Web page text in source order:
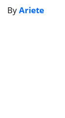
ByAriete